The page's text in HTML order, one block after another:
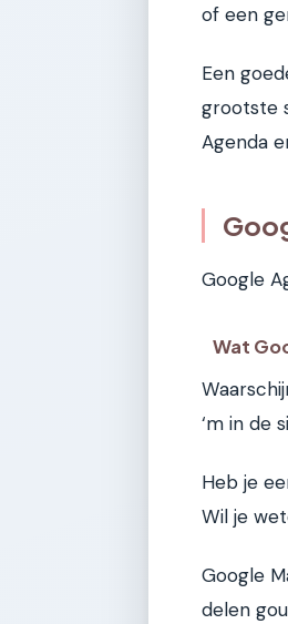
of een
Een
grootste
Agenda
Google
Wat
‘m in de
Heb je
Wil je
Google
delen